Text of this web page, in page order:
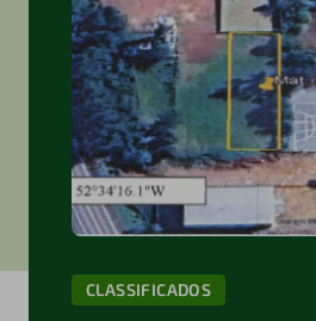
CLASSIFICADOS